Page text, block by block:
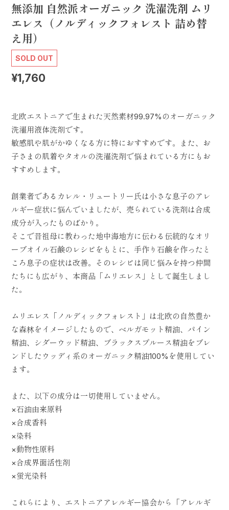
無添加 自然派オーガニック 洗濯洗剤 ムリ
エレス（ノルディックフォレスト 詰め替
え用）
¥1,760
SOLD OUT
北欧エストニアで生まれた天然素材99.97%のオーガニック
洗濯用液体洗剤です。
敏感肌や肌がかゆくなる方に特におすすめです。また、お
子さまの肌着やタオルの洗濯洗剤で悩まれている方にもお
すすめします。
創業者であるカレル・リュートリー氏は小さな息子のアレ
ルギー症状に悩んでいましたが、売られている洗剤は合成
成分が入ったものばかり。
そこで昔祖母に教わった地中海地方に伝わる伝統的なオリ
ーブオイル石鹸のレシピをもとに、手作り石鹸を作ったと
ころ息子の症状は改善。そのレシピは同じ悩みを持つ仲間
たちにも広がり、本商品「ムリエレス」として誕生しまし
た。
ムリエレス「ノルディックフォレスト」は北欧の自然豊か
な森林をイメージしたもので、ベルガモット精油、パイン
精油、シダーウッド精油、ブラックスプルース精油をブレ
ンドしたウッディ系のオーガニック精油100%を使用してい
ます。
また、以下の成分は一切使用していません。
×石油由来原料
×合成香料
×染料
×動物性原料
×合成界面活性剤
×蛍光染料
これらにより、エストニアアレルギー協会から「アレルギ